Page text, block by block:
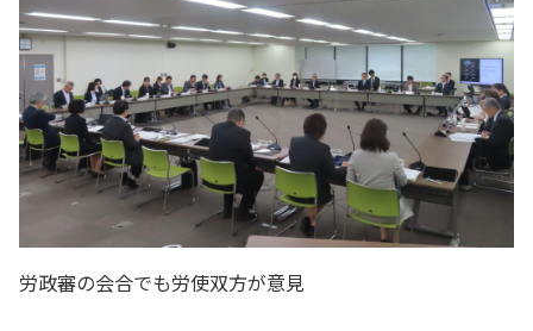
労政審の会合でも労使双方が意見